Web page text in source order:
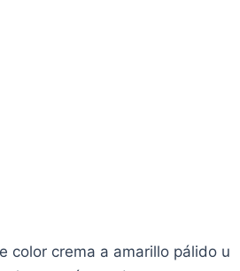
color crema a amarillo pálido u